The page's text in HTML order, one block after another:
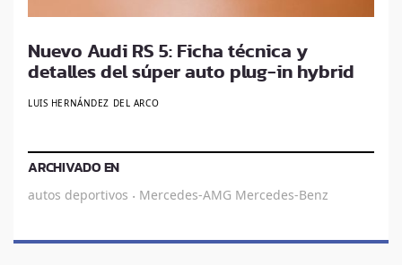
Nuevo Audi RS 5: Ficha técnica y
detalles del súper auto plug-in hybrid
LUIS HERNÁNDEZ DEL ARCO
ARCHIVADO EN
autos deportivos · Mercedes-AMG Mercedes-Benz